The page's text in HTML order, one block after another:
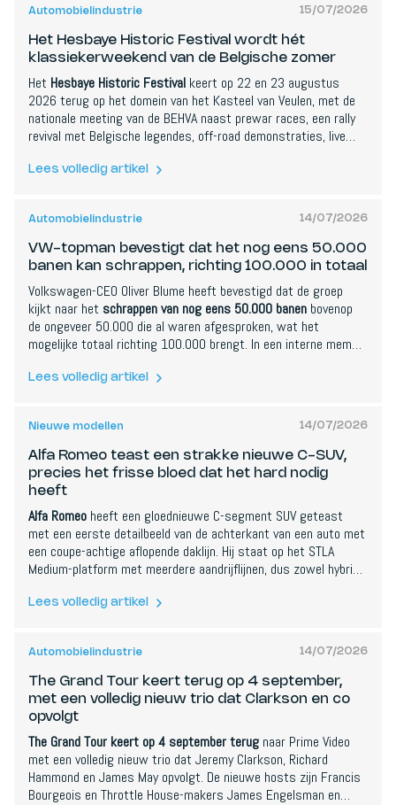
juli 2026.
Automobielindustrie 15/07/2026
Het Hesbaye Historic Festival wordt hét
klassiekerweekend van de Belgische zomer
Het Hesbaye Historic Festival keert op 22 en 23 augustus
2026 terug op het domein van het Kasteel van Veulen, met de
nationale meeting van de BEHVA naast prewar races, een rally
revival met Belgische legendes, off-road demonstraties, live
zijn Europa's grootste Mustang Museum, meer dan 100
om erover te berichten.
Lees volledig artikel
Automobielindustrie 14/07/2026
VW-topman bevestigt dat het nog eens 50.000
banen kan schrappen, richting 100.000 in totaal
Volkswagen-CEO Oliver Blume heeft bevestigd dat de groep
kijkt naar het schrappen van nog eens 50.000 banen bovenop
de ongeveer 50.000 die al waren afgesproken, wat het
mogelijke totaal richting 100.000 brengt. In een interne memo
sneuvelen terwijl VW de noodzaak en haalbaarheid per regio en
of het assembleren van Chinees ontworpen VW's als
alternatieven voor sluitingen. De vakbonden verwierpen de
ingrepen.
Lees volledig artikel
Nieuwe modellen 14/07/2026
Alfa Romeo teast een strakke nieuwe C-SUV,
precies het frisse bloed dat het hard nodig
heeft
Alfa Romeo heeft een gloednieuwe C-segment SUV geteast
met een eerste detailbeeld van de achterkant van een auto met
een coupe-achtige aflopende daklijn. Hij staat op het STLA
Medium-platform met meerdere aandrijflijnen, dus zowel hybride
gebouwd in de Stellantis-fabriek van Melfi in Italie. De
Lees volledig artikel
Automobielindustrie 14/07/2026
The Grand Tour keert terug op 4 september,
met een volledig nieuw trio dat Clarkson en co
opvolgt
The Grand Tour keert op 4 september terug naar Prime Video
met een volledig nieuw trio dat Jeremy Clarkson, Richard
Hammond en James May opvolgt. De nieuwe hosts zijn Francis
Bourgeois en Throttle House-makers James Engelsman en